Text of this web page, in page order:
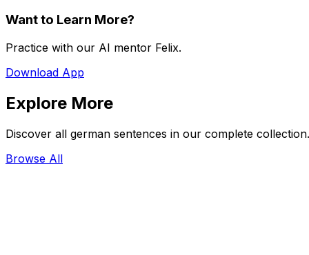
Want to Learn More?
Practice with our AI mentor Felix.
Download App
Explore More
Discover all german sentences in our complete collection.
Browse All